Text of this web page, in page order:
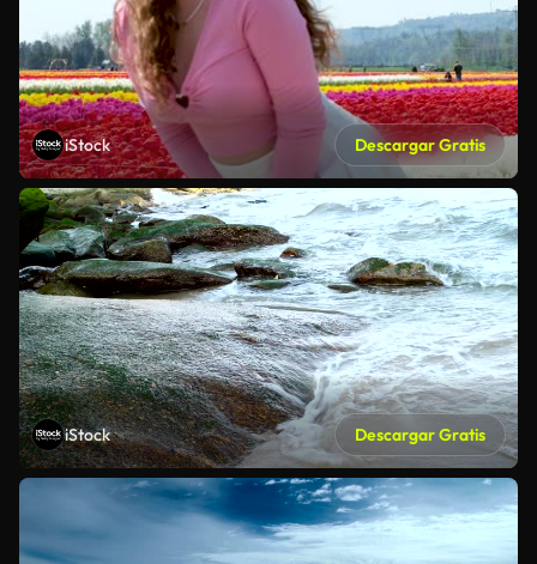
iStock Descargar Gratis
iStock Descargar Gratis